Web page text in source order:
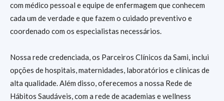
com médico pessoal e equipe de enfermagem que conhecem
cada um de verdade e que fazem o cuidado preventivo e
coordenado com os especialistas necessários.
Nossa rede credenciada, os Parceiros Clínicos da Sami, inclui
opções de hospitais, maternidades, laboratórios e clínicas de
alta qualidade. Além disso, oferecemos a nossa Rede de
Hábitos Saudáveis, com a rede de academias e wellness